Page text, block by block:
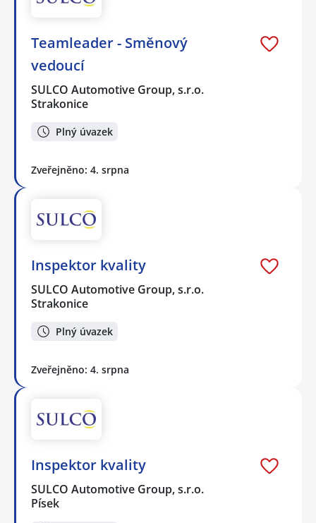
Teamleader - Směnový
vedoucí
SULCO Automotive Group, s.r.o.
Strakonice
Plný úvazek
Zveřejněno: 4. srpna
Inspektor kvality
SULCO Automotive Group, s.r.o.
Strakonice
Plný úvazek
Zveřejněno: 4. srpna
Inspektor kvality
SULCO Automotive Group, s.r.o.
Písek